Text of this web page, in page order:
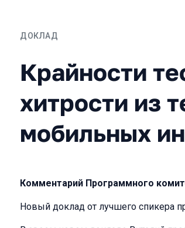
ДОКЛАД
Крайности
Крайности
хитрости из
мобильных
Комментарий Программного
Новый доклад от лучшего спикера